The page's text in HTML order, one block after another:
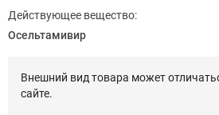
Действующее вещество:
Осельтамивир
Внешний вид товара может
сайте.